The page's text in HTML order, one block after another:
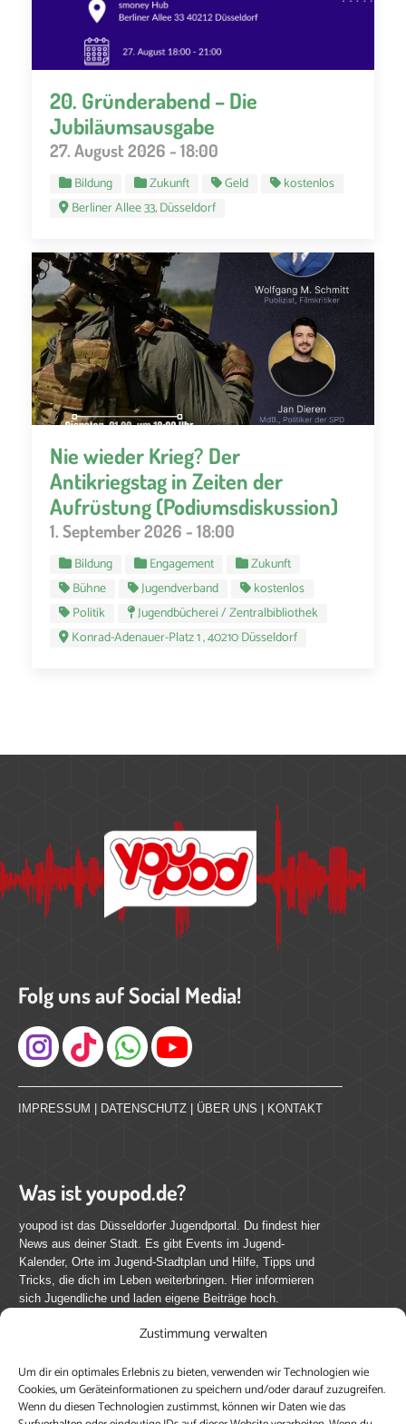
Zustimmung verwalten
Um dir ein optimales Erlebnis zu bieten, verwenden wir Technologien wie
Cookies, um Geräteinformationen zu speichern und/oder darauf zuzugreifen.
Wenn du diesen Technologien zustimmst, können wir Daten wie das
20. Gründerabend – Die
Jubiläumsausgabe
27. August 2026 - 18:00
Bildung Zukunft Geld
kostenlos
Berliner Allee 33, Düsseldorf
Nie wieder Krieg? Der
Antikriegstag in Zeiten der
Aufrüstung (Podiumsdiskussion)
1. September 2026 - 18:00
Bildung Engagement
Zukunft
Bühne
Jugendverband
kostenlos
Politik
Jugendbücherei / Zentralbibliothek
Konrad-Adenauer-Platz 1 , 40210 Düsseldorf
Folg uns auf Social Media!
Instagram
IMPRESSUM DATENSCHUTZ ÜBER UNS KONTAKT
Was ist youpod.de?
youpod ist das Düsseldorfer Jugendportal. Du findest hier
News aus deiner Stadt. Es gibt Events im Jugend-
Kalender, Orte im Jugend-Stadtplan und Hilfe, Tipps und
Tricks, die dich im Leben weiterbringen. Hier informieren
sich Jugendliche und laden eigene Beiträge hoch.
youpod.de lebt von Menschen wie dir. Sammel
journalistische Erfahrung, teile deine Perspektive und
veröffentliche deine Beiträge auf youpod.de.Du musst